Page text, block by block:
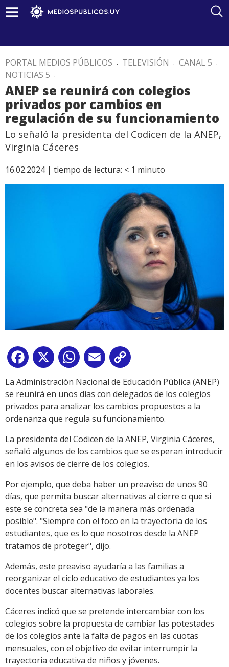
PORTAL MEDIOS PÚBLICOS . TELEVISIÓN . CANAL 5 .
NOTICIAS 5 .
ANEP se reunirá con colegios
privados por cambios en
regulación de su funcionamiento
Lo señaló la presidenta del Codicen de la ANEP,
Virginia Cáceres
16.02.2024 | tiempo de lectura: < 1 minuto
Facebook
X WhatsApp
Email
Link
La Administración Nacional de Educación Pública (ANEP)
se reunirá en unos días con delegados de los colegios
privados para analizar los cambios propuestos a la
ordenanza que regula su funcionamiento.
La presidenta del Codicen de la ANEP, Virginia Cáceres,
señaló algunos de los cambios que se esperan introducir
en los avisos de cierre de los colegios.
Por ejemplo, que deba haber un preaviso de unos 90
días, que permita buscar alternativas al cierre o que si
este se concreta sea "de la manera más ordenada
posible". "Siempre con el foco en la trayectoria de los
estudiantes, que es lo que nosotros desde la ANEP
tratamos de proteger", dijo.
Además, este preaviso ayudaría a las familias a
reorganizar el ciclo educativo de estudiantes ya los
docentes buscar alternativas laborales.
Cáceres indicó que se pretende intercambiar con los
colegios sobre la propuesta de cambiar las potestades
de los colegios ante la falta de pagos en las cuotas
mensuales, con el objetivo de evitar interrumpir la
trayectoria educativa de niños y jóvenes.